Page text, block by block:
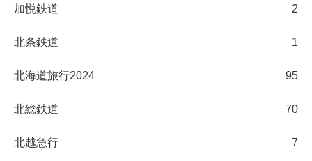
加悦鉄道 2
北条鉄道 1
北海道旅行2024 95
北総鉄道 70
北越急行 7